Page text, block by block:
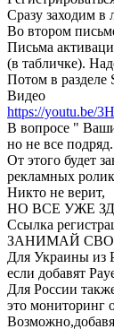
Сразу заходим
Во втором
Письма
(в табличке).
Потом в
Видео
https://youtu.be/
В вопросе "
но не все
От этого будет
рекламных
Никто не верит,
НО ВСЕ УЖЕ
Ссылка
ЗАНИМАЙ
Для Украины из
если добавят
Для России
это мониторинг